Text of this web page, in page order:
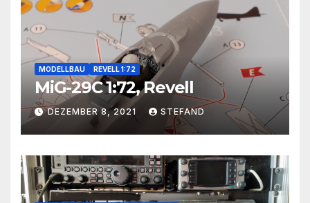
MODELLBAU REVELL 1:72
MiG-29C 1:72, Revell
DEZEMBER 8, 2021 STEFAND